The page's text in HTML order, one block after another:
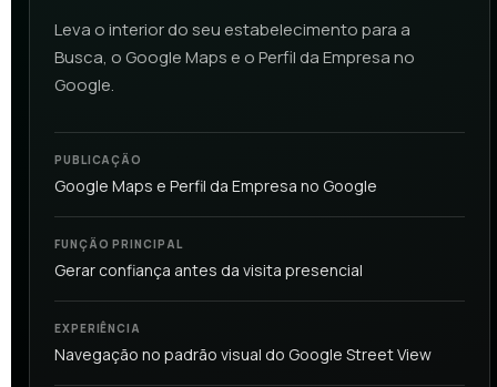
Leva o interior do seu estabelecimento para a
Busca, o Google Maps e o Perfil da Empresa no
Google.
PUBLICAÇÃO
Google Maps e Perfil da Empresa no Google
FUNÇÃO PRINCIPAL
Gerar confiança antes da visita presencial
EXPERIÊNCIA
Navegação no padrão visual do Google Street View